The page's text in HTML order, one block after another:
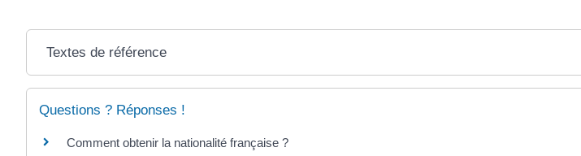
Textes de référence
Questions ? Réponses !
Comment obtenir la nationalité française ?